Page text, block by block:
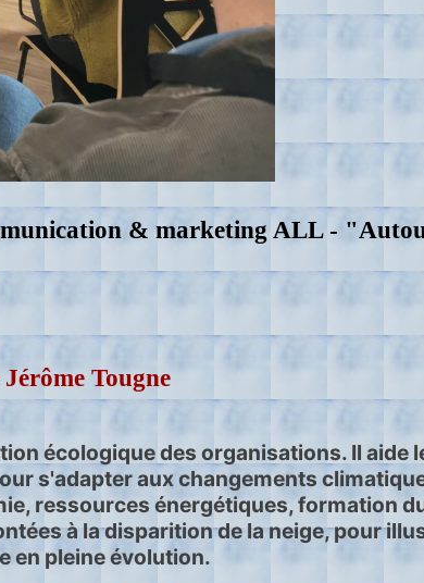
& marketing ALL -
Tougne
écologique des organisations. Il aide
s'adapter aux changements
ressources énergétiques, formation
à la disparition de la neige, pour
en pleine évolution.